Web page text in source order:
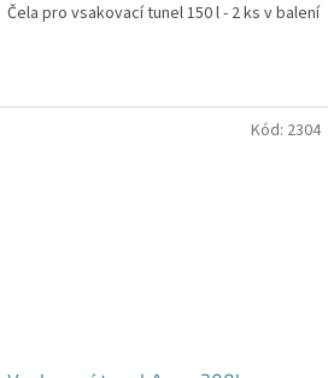
Čela pro vsakovací tunel 150 l - 2 ks v balení
Kód: 2304